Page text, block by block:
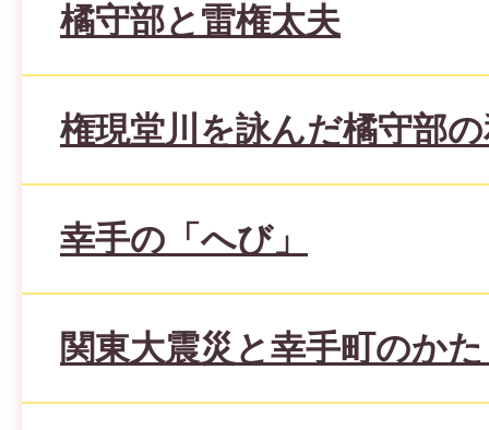
橘守部と雷権太夫
権現堂川を詠んだ橘守部
幸手の「へび」
関東大震災と幸手町のか